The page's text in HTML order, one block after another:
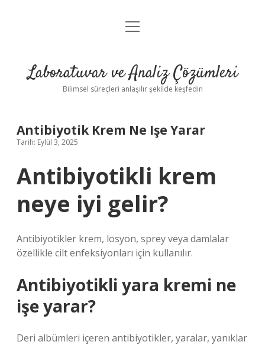
Anasayfa
Yasal Uyarı
menüyü
Laboratuvar ve Analiz Çözümleri
Bilimsel süreçleri anlaşılır şekilde keşfedin
Antibiyotik Krem Ne Işe Yarar
Tarih: Eylül 3, 2025
Antibiyotikli krem
neye iyi gelir?
Antibiyotikler krem, losyon, sprey veya damlalar
özellikle cilt enfeksiyonları için kullanılır.
Antibiyotikli yara kremi ne
işe yarar?
Deri albümleri içeren antibiyotikler, yaralar, yanıklar